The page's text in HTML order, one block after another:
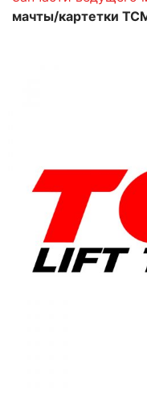
мачты/картетки